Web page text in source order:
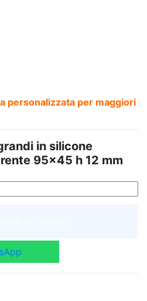
personalizzata per maggiori
in silicone
95x45 h 12 mm